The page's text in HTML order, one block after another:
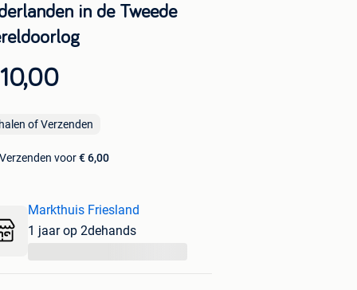
in de Tweede
of Verzenden
Verzenden voor€ 6,00
Markthuis Friesland
1 jaar op 2dehands